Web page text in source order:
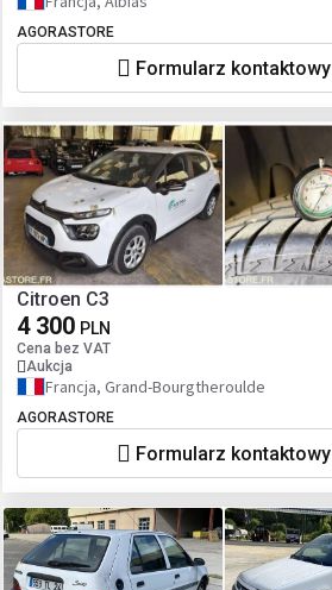
AGORASTORE
Formularz kontaktowy
Citroen C3
4 300 PLN
Cena bez VAT
Aukcja
Francja, Grand-Bourgtheroulde
AGORASTORE
Formularz kontaktowy